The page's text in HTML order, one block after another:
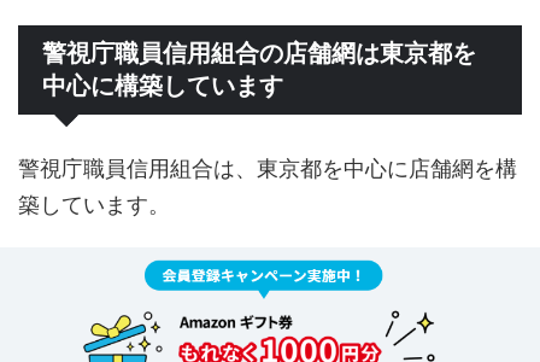
警視庁職員信用組合の店舗網は東京都を
中心に構築しています
警視庁職員信用組合は、東京都を中心に店舗網を構
築しています。